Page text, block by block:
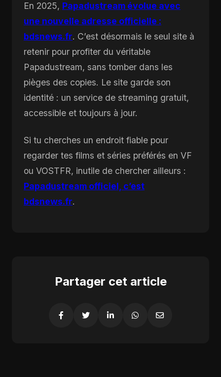
En 2025, Papadustream évolue avec
une nouvelle adresse officielle :
bdsnews.fr. C’est désormais le seul site à
retenir pour profiter du véritable
Papadustream, sans tomber dans les
pièges des copies. Le site garde son
identité : un service de streaming gratuit,
accessible et toujours à jour.
Si tu cherches un endroit fiable pour
regarder tes films et séries préférés en VF
ou VOSTFR, inutile de chercher ailleurs :
Papadustream officiel, c’est
bdsnews.fr.
Partager cet article